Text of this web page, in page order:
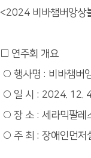
<2024 비바챔버앙상
□ 연주회 개요
○ 행사명 : 비바챔버
○ 일 시 : 2024. 12.
○ 장 소 : 세라믹팔레
○ 주 최 : 장애인먼저